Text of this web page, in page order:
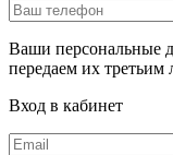
Ваши персональные
передаем их третьим
Вход в кабинет